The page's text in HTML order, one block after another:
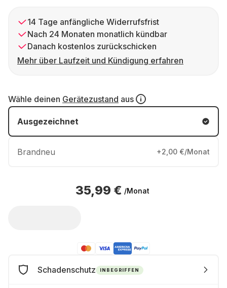
14 Tage anfängliche Widerrufsfrist
Nach 24 Monaten monatlich kündbar
Danach kostenlos zurückschicken
Mehr über Laufzeit und Kündigung erfahren
Wähle deinen Gerätezustand aus
Ausgezeichnet
Brandneu +2,00 €/Monat
35,99 € /Monat
Schadenschutz INBEGRIFFEN